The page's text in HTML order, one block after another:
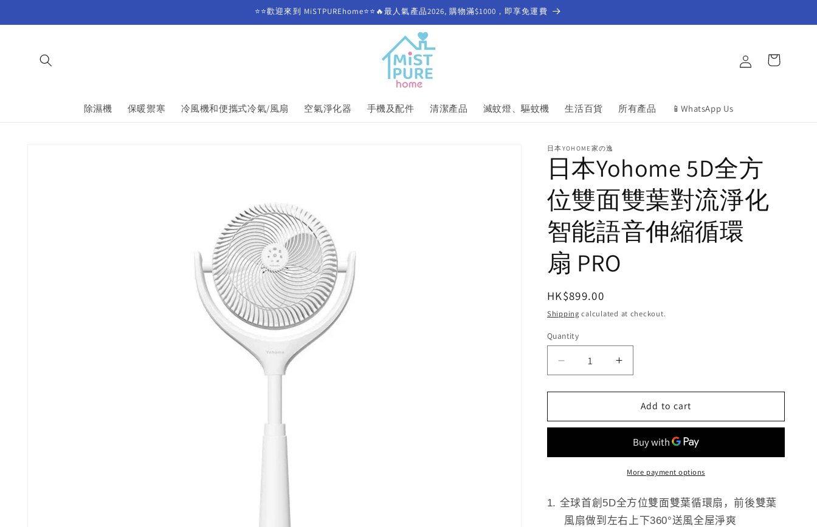
⭐⭐歡迎來到 MiSTPUREhome⭐⭐🔥最人氣產品2026, 購物滿$1000，即享免運費
除濕機 保暖禦寒 冷風機和便攜式冷氣/風扇 空氣淨化器 手機及配件 清潔產品 滅蚊燈、驅蚊機 生活百貨 所有產品 📱WhatsApp Us
in
Cart
日本YOHOME家の逸
日本Yohome 5D全方
位雙面雙葉對流淨化
智能語音伸縮循環
扇 PRO
Regular
price
HK$899.00
Shipping calculated at checkout.
Quantity
Decrease
quantity
for
本
雙
面
Increase
quantity
for
本
Yohome 5D
方
雙
面
Add to cart
More payment options
1. 全球首創 5D全方位雙面雙葉循環扇，前後雙葉
風扇做到左右上下360°送風全屋淨爽